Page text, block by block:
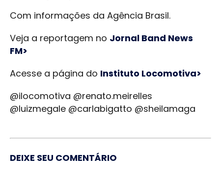
Com informações da Agência Brasil.
Veja a reportagem no Jornal Band News
FM>
Acesse a página do Instituto Locomotiva>
@ilocomotiva @renato.meirelles
@luizmegale @carlabigatto @sheilamaga
DEIXE SEU COMENTÁRIO